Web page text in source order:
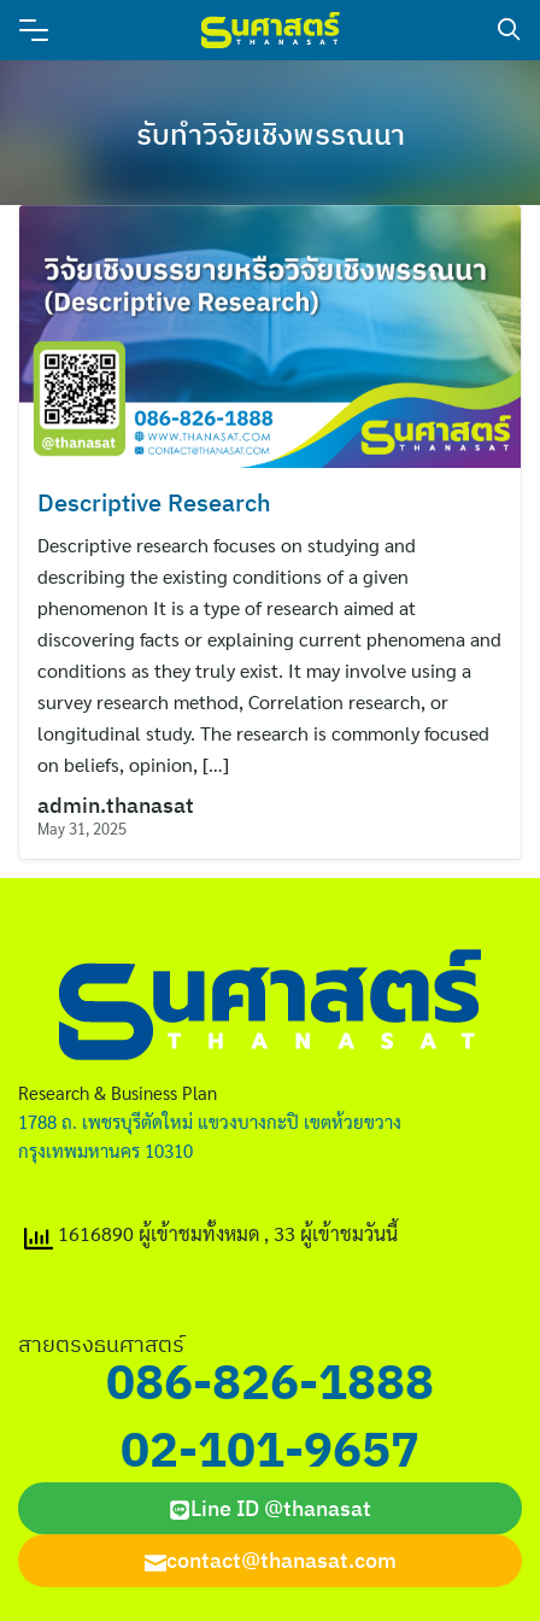
ไทย
English
Search
for:
รับทำวิจัยเชิงพรรณนา
Descriptive Research
Descriptive research focuses on studying and
describing the existing conditions of a given
phenomenon It is a type of research aimed at
discovering facts or explaining current phenomena and
conditions as they truly exist. It may involve using a
survey research method, Correlation research, or
longitudinal study. The research is commonly focused
on beliefs, opinion, […]
admin.thanasat
May 31, 2025
Research & Business Plan
1788 ถ. เพชรบุรีตัดใหม่ แขวงบางกะปิ เขตห้วยขวาง
กรุงเทพมหานคร 10310
1616890 ผู้เข้าชมทั้งหมด , 33 ผู้เข้าชมวันนี้
สายตรงธนศาสตร์
086-826-1888
02-101-9657
Line ID @thanasat
contact@thanasat.com